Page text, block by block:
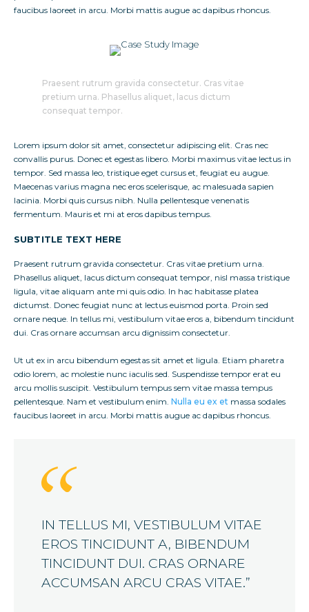
faucibus laoreet in arcu. Morbi mattis augue ac dapibus rhoncus.
Praesent rutrum gravida consectetur. Cras vitae
pretium urna. Phasellus aliquet, lacus dictum
consequat tempor.
Lorem ipsum dolor sit amet, consectetur adipiscing elit. Cras nec
convallis purus. Donec et egestas libero. Morbi maximus vitae lectus in
tempor. Sed massa leo, tristique eget cursus et, feugiat eu augue.
Maecenas varius magna nec eros scelerisque, ac malesuada sapien
lacinia. Morbi quis cursus nibh. Nulla pellentesque venenatis
fermentum. Mauris et mi at eros dapibus tempus.
SUBTITLE TEXT HERE
Praesent rutrum gravida consectetur. Cras vitae pretium urna.
Phasellus aliquet, lacus dictum consequat tempor, nisl massa tristique
ligula, vitae aliquam ante mi quis odio. In hac habitasse platea
dictumst. Donec feugiat nunc at lectus euismod porta. Proin sed
ornare neque. In tellus mi, vestibulum vitae eros a, bibendum tincidunt
dui. Cras ornare accumsan arcu dignissim consectetur.
Ut ut ex in arcu bibendum egestas sit amet et ligula. Etiam pharetra
odio lorem, ac molestie nunc iaculis sed. Suspendisse tempor erat eu
arcu mollis suscipit. Vestibulum tempus sem vitae massa tempus
pellentesque. Nam et vestibulum enim. Nulla eu ex et massa sodales
faucibus laoreet in arcu. Morbi mattis augue ac dapibus rhoncus.
IN TELLUS MI, VESTIBULUM VITAE
EROS TINCIDUNT A, BIBENDUM
TINCIDUNT DUI. CRAS ORNARE
ACCUMSAN ARCU CRAS VITAE.”